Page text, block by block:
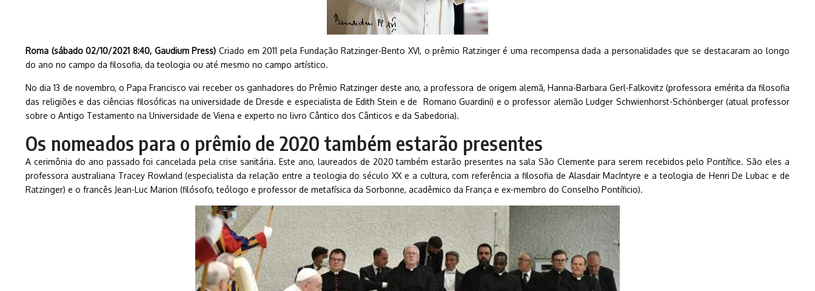
Roma (sábado 02/10/2021 8:40, Gaudium Press) Criado em 2011 pela Fundação Ratzinger-Bento XVI, o prêmio Ratzinger é uma recompensa dada a personalidades que se destacaram ao longo
do ano no campo da filosofia, da teologia ou até mesmo no campo artístico.
No dia 13 de novembro, o Papa Francisco vai receber os ganhadores do Prêmio Ratzinger deste ano, a professora de origem alemã,Hanna-Barbara Gerl-Falkovitz (professora emérita da filosofia
das religiões e das ciências filosóficas na universidade de Dresde e especialista de Edith Stein e de Romano Guardini) e o professor alemão Ludger Schwienhorst-Schönberger (atual professor
sobre o Antigo Testamento na Universidade de Viena e experto no livro Cântico dos Cânticos e da Sabedoria).
Os nomeados para o prêmio de 2020 também estarão presentes
A cerimônia do ano passado foi cancelada pela crise sanitária. Este ano, laureados de 2020 também estarão presentes na sala São Clemente para serem recebidos pelo Pontífice. São eles a
professora australiana Tracey Rowland (especialista da relação entre a teologia do século XX e a cultura, com referência a filosofia de Alasdair MacIntyre e a teologia de Henri De Lubac e de
Ratzinger) e o francês Jean-Luc Marion (filósofo, teólogo e professor de metafísica da Sorbonne, acadêmico da França e ex-membro do Conselho Pontíficio).